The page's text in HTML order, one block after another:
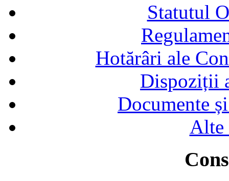
Statutul
Hotărâri ale
Dispoziții
Documente
Alte